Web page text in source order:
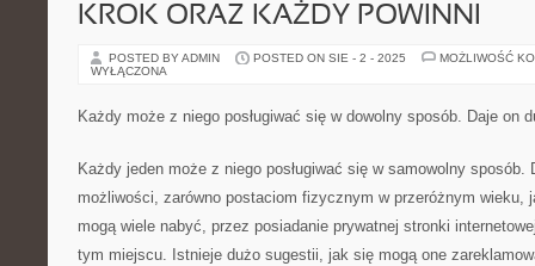
KROK ORAZ KAŻDY POWINNI
POSTED BY ADMIN POSTED ON SIE - 2 - 2025
MOŻLIWOŚĆ
WYŁĄCZONA
Każdy może z niego posługiwać się w dowolny sposób. Daje on
Każdy jeden może z niego posługiwać się w samowolny sposób.
możliwości, zarówno postaciom fizycznym w przeróżnym wieku,
mogą wiele nabyć, przez posiadanie prywatnej stronki
tym miejscu. Istnieje dużo sugestii, jak się mogą one